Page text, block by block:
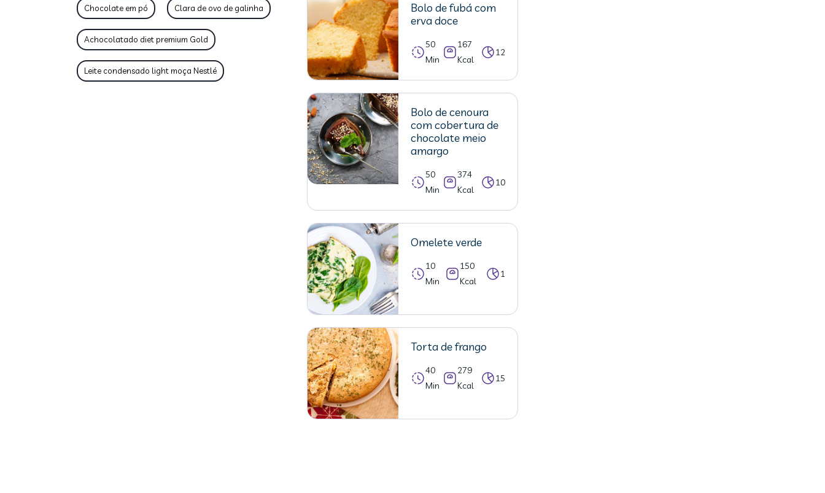
Chocolate em pó Clara de ovo de galinha
Achocolatado diet premium Gold
Leite condensado light moça Nestlé
Bolo de fubá com
erva doce
50
Min
167
Kcal
12
Bolo de cenoura
com cobertura de
chocolate meio
amargo
50
Min
374
Kcal
10
Omelete verde
10
Min
150
Kcal
1
Torta de frango
40
Min
279
Kcal
15